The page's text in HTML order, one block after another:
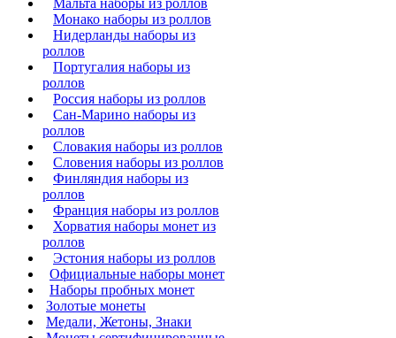
Мальта наборы из роллов
Монако наборы из роллов
Нидерланды наборы из
роллов
Португалия наборы из
роллов
Россия наборы из роллов
Сан-Марино наборы из
роллов
Словакия наборы из роллов
Словения наборы из роллов
Финляндия наборы из
роллов
Франция наборы из роллов
Хорватия наборы монет из
роллов
Эстония наборы из роллов
Официальные наборы монет
Наборы пробных монет
Золотые монеты
Медали, Жетоны, Знаки